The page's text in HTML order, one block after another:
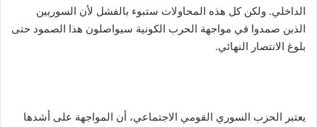
الداخلي. ولكن كل هذه المحاولات ستبوء بالفشل لأن السوريين
الذين صمدوا في مواجهة الحرب الكونية سيواصلون هذا الصمود حتى
بلوغ الانتصار النهائي.
يعتبر الحزب السوري القومي الاجتماعي، أن المواجهة على أشدها